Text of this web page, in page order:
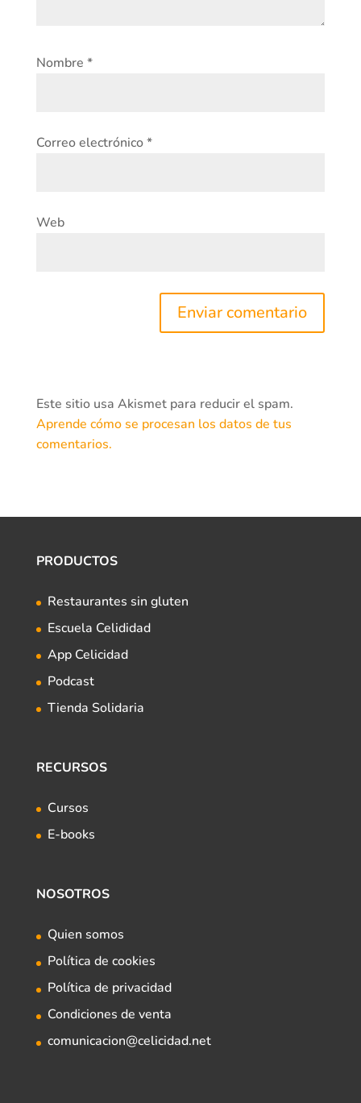
Nombre *
Correo electrónico*
Web
Este sitio usa Akismet para reducir el spam.
Aprende cómo se procesan los datos de tus
comentarios.
PRODUCTOS
Restaurantes sin gluten
Escuela Celididad
App Celicidad
Podcast
Tienda Solidaria
RECURSOS
Cursos
E-books
NOSOTROS
Quien somos
Política de cookies
Política de privacidad
Condiciones de venta
comunicacion@celicidad.net